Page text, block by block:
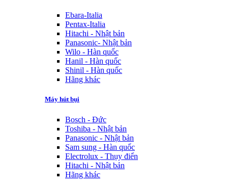
Ebara-Italia
Pentax-Italia
Hitachi - Nhật bản
Panasonic- Nhật bản
Wilo - Hàn quốc
Hanil - Hàn quốc
Shinil - Hàn quốc
Hãng khác
Máy hút bụi
Bosch - Đức
Toshiba - Nhật bản
Panasonic - Nhật bản
Sam sung - Hàn quốc
Electrolux - Thụy điển
Hitachi - Nhật bản
Hãng khác